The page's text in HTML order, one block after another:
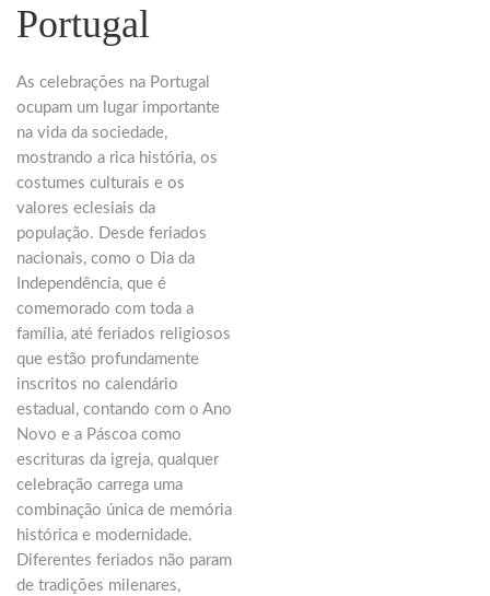
Portugal
As celebrações na Portugal
ocupam um lugar importante
na vida da sociedade,
mostrando a rica história, os
costumes culturais e os
valores eclesiais da
população. Desde feriados
nacionais, como o Dia da
Independência, que é
comemorado com toda a
família, até feriados religiosos
que estão profundamente
inscritos no calendário
estadual, contando com o Ano
Novo e a Páscoa como
escrituras da igreja, qualquer
celebração carrega uma
combinação única de memória
histórica e modernidade.
Diferentes feriados não param
de tradições milenares,